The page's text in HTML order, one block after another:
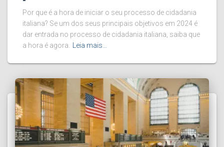
Por que é a hora de iniciar o seu processo de cidadania
italiana? Se um dos seus principais objetivos em 2024 é
dar entrada no processo de cidadania italiana, saiba que
a hora é agora.
Leia mais…